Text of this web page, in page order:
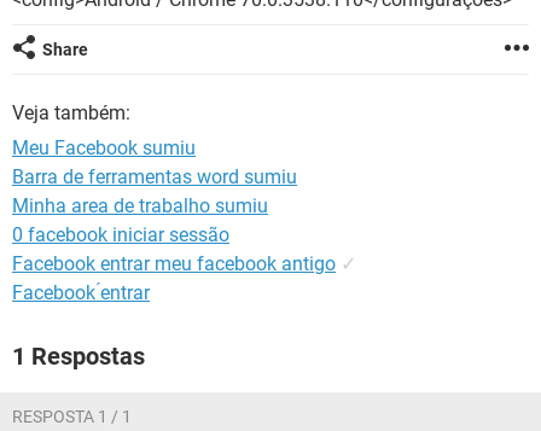
GUIA DE COMPRAS
Share
Veja também:
Meu Facebook sumiu
Barra de ferramentas word sumiu
Minha area de trabalho sumiu
0 facebook iniciar sessão
Facebook entrar meu facebook antigo ✓
Facebook ́entrar
1 Respostas
RESPOSTA 1 / 1